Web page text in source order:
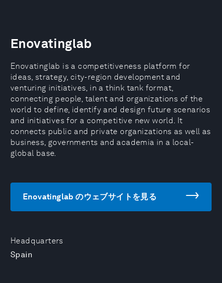
Headquarters
Spain
Enovatinglab
Enovatinglab is a competitiveness platform for
ideas, strategy, city-region development and
venturing initiatives, in a think tank format,
connecting people, talent and organizations of the
world to define, identify and design future scenarios
and initiatives for a competitive new world. It
connects public and private organizations as well as
business, governments and academia in a local-
global base.
Enovatinglab のウェブサイトを見る